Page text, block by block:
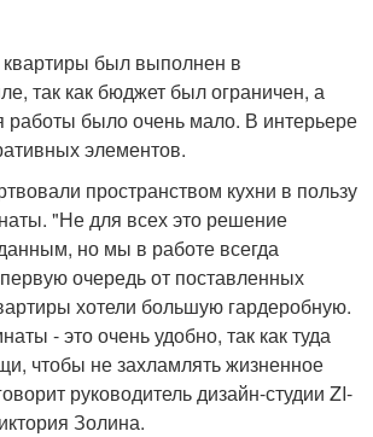
квартиры был выполнен в
так как бюджет был ограничен, а
работы было очень мало. В интерьере
элементов.
пространством кухни в пользу
"Не для всех это решение
но мы в работе всегда
очередь от поставленных
хотели большую гардеробную.
- это очень удобно, так как туда
чтобы не захламлять жизненное
руководитель дизайн-студии ZI-
Золина.